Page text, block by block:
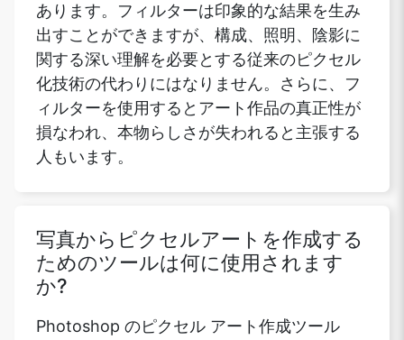
あります。フィルターは印象的な結果を生み
出すことができますが、構成、照明、陰影に
関する深い理解を必要とする従来のピクセル
化技術の代わりにはなりません。さらに、フ
ィルターを使用するとアート作品の真正性が
損なわれ、本物らしさが失われると主張する
人もいます。
写真からピクセルアートを作成する
ためのツールは何に使用されます
か?
Photoshop のピクセル アート作成ツール